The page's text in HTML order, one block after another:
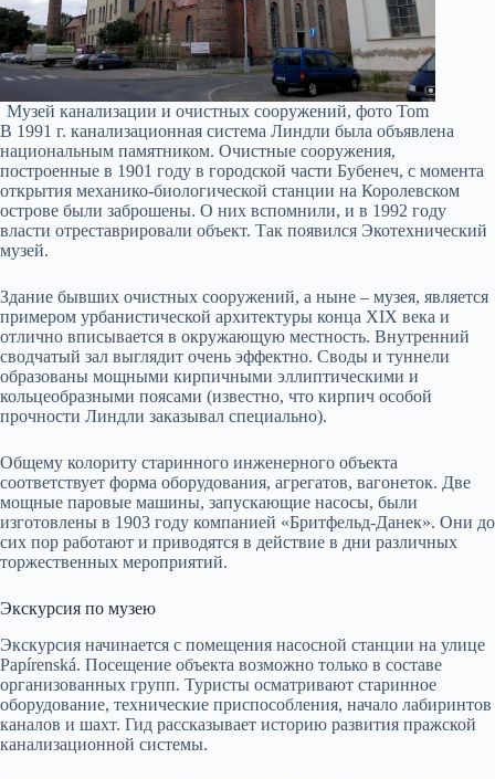
Музей канализации и очистных сооружений, фото Tom
В 1991 г. канализационная система Линдли была объявлена
национальным памятником. Очистные сооружения,
построенные в 1901 году в городской части Бубенеч, с момента
открытия механико-биологической станции на Королевском
острове были заброшены. О них вспомнили, и в 1992 году
власти отреставрировали объект. Так появился Экотехнический
музей.
Здание бывших очистных сооружений, а ныне – музея, является
примером урбанистической архитектуры конца XIX века и
отлично вписывается в окружающую местность. Внутренний
сводчатый зал выглядит очень эффектно. Своды и туннели
образованы мощными кирпичными эллиптическими и
кольцеобразными поясами (известно, что кирпич особой
прочности Линдли заказывал специально).
Общему колориту старинного инженерного объекта
соответствует форма оборудования, агрегатов, вагонеток. Две
мощные паровые машины, запускающие насосы, были
изготовлены в 1903 году компанией «Бритфельд-Данек». Они до
сих пор работают и приводятся в действие в дни различных
торжественных мероприятий.
Экскурсия по музею
Экскурсия начинается с помещения насосной станции на улице
Papírenská. Посещение объекта возможно только в составе
организованных групп. Туристы осматривают старинное
оборудование, технические приспособления, начало лабиринтов
каналов и шахт. Гид рассказывает историю развития пражской
канализационной системы.